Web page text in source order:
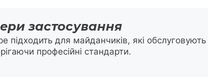
застосування
підходить для майданчиків, які обслуговують
професійні стандарти.